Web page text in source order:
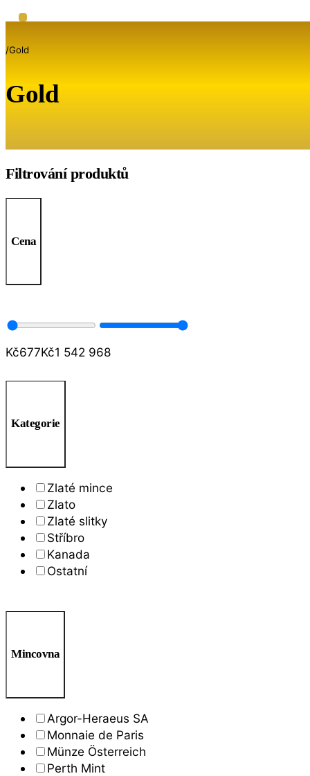
/Gold
Gold
Filtrování produktů
Cena
Kč677Kč1 542 968
Kategorie
Zlaté mince
Zlato
Zlaté slitky
Stříbro
Kanada
Ostatní
Mincovna
Argor-Heraeus SA
Monnaie de Paris
Münze Österreich
Perth Mint